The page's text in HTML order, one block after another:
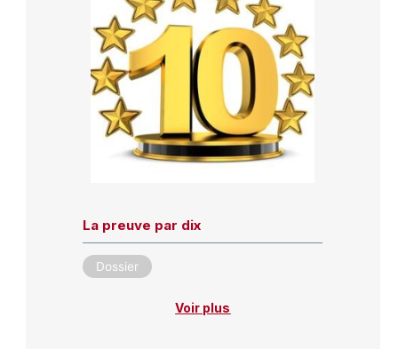
La preuve par dix
Dossier
Voir plus